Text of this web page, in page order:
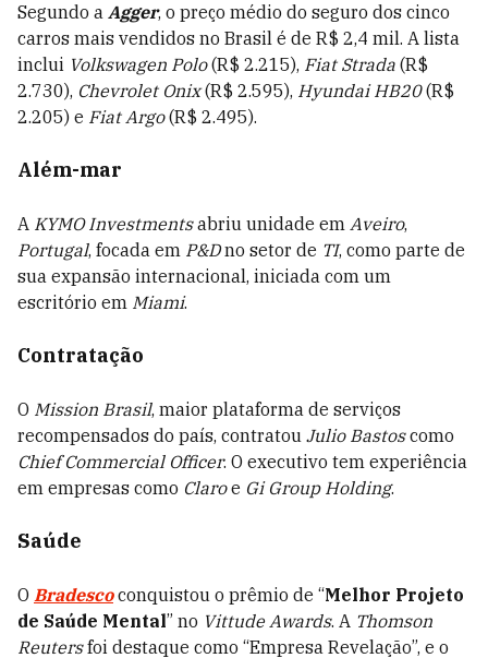
Segundo a Agger, o preço médio do seguro dos cinco
carros mais vendidos no Brasil é de R$ 2,4 mil. A lista
inclui Volkswagen Polo(R$ 2.215), Fiat Strada (R$
2.730), Chevrolet Onix(R$ 2.595), Hyundai HB20(R$
2.205) e Fiat Argo(R$ 2.495).
Além-mar
A KYMO Investmentsabriu unidade em Aveiro,
Portugal, focada em P&Dno setor de TI, como parte de
sua expansão internacional, iniciada com um
escritório em Miami.
Contratação
O Mission Brasil, maior plataforma de serviços
recompensados do país, contratou Julio Bastoscomo
Chief Commercial Officer. O executivo tem experiência
em empresas como Claroe Gi Group Holding.
Saúde
O Bradesco conquistou o prêmio de “Melhor Projeto
de Saúde Mental” no Vittude Awards. A Thomson
Reutersfoi destaque como “Empresa Revelação”, e o